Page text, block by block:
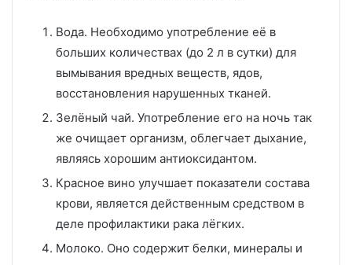
Вода. Необходимо употребление её в
больших количествах (до 2 л в сутки) для
вымывания вредных веществ, ядов,
восстановления нарушенных тканей.
Зелёный чай. Употребление его на ночь так
же очищает организм, облегчает дыхание,
являясь хорошим антиоксидантом.
Красное вино улучшает показатели состава
крови, является действенным средством в
деле профилактики рака лёгких.
Молоко. Оно содержит белки, минералы и